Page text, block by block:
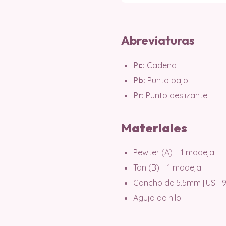
Abreviaturas
Pc: Cadena
Pb: Punto bajo
Pr: Punto deslizante
Materiales
Pewter (A) – 1 madeja.
Tan (B) – 1 madeja.
Gancho de 5.5mm [US I-
Aguja de hilo.